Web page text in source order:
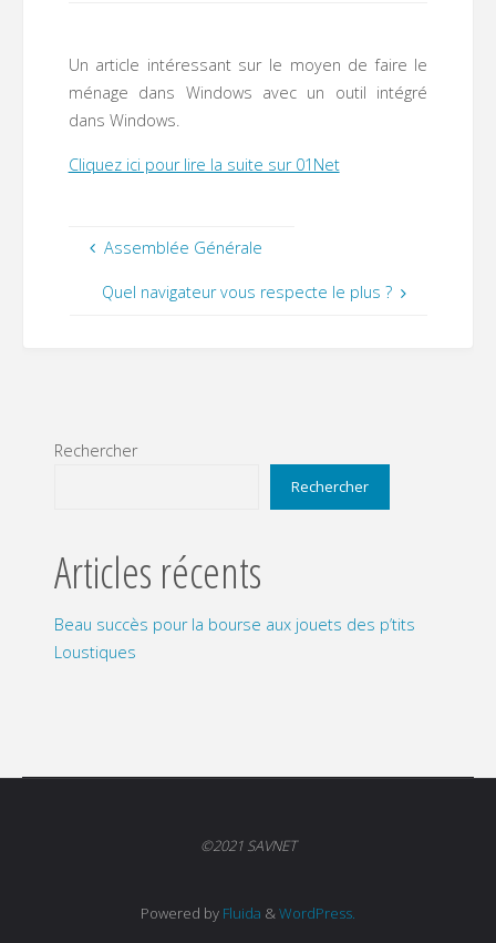
Un article intéressant sur le moyen de faire le
ménage dans Windows avec un outil intégré
dans Windows.
Cliquez ici pour lire la suite sur 01Net
Assemblée Générale
Quel navigateur vous respecte le plus ?
Rechercher
Rechercher
Articles récents
Beau succès pour la bourse aux jouets des p’tits
Loustiques
©2021 SAVNET
Powered by Fluida &WordPress.